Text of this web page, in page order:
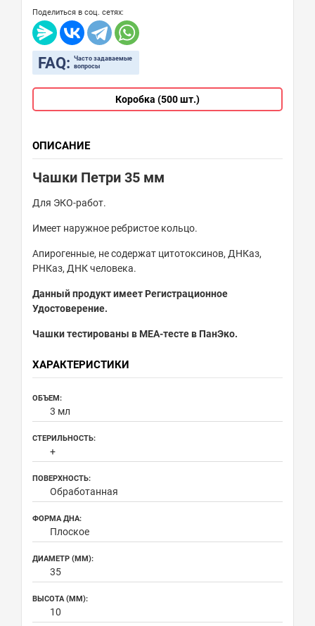
Поделиться в соц. сетях:
FAQ: Часто задаваемые
вопросы
Коробка (500 шт.)
ОПИСАНИЕ
Чашки Петри 35 мм
Для ЭКО-работ.
Имеет наружное ребристое кольцо.
Апирогенные, не содержат цитотоксинов, ДНКаз,
РНКаз, ДНК человека.
Данный продукт имеет Регистрационное
Удостоверение.
Чашки тестированы в МЕА-тесте в ПанЭко.
ХАРАКТЕРИСТИКИ
ОБЪЕМ:
3 мл
СТЕРИЛЬНОСТЬ:
+
ПОВЕРХНОСТЬ:
Обработанная
ФОРМА ДНА:
Плоское
ДИАМЕТР (ММ):
35
ВЫСОТА (ММ):
10